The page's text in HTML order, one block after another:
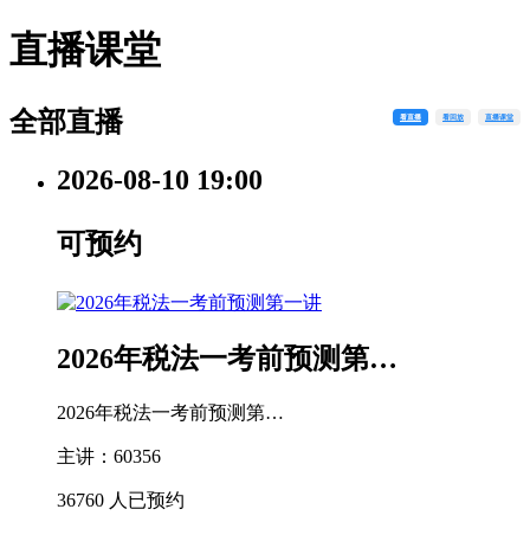
直播课堂
全部直播 看直播 看回放 直播课堂
2026-08-10 19:00
可预约
2026年税法一考前预测第…
2026年税法一考前预测第…
主讲：60356
36760 人已预约